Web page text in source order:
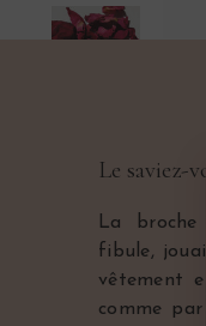
Le saviez-
La broche
fibule,
vêtement
comme